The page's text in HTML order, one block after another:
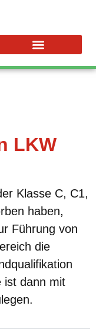
LKW
Klasse C, C1,
haben,
Führung von
die
ist dann mit